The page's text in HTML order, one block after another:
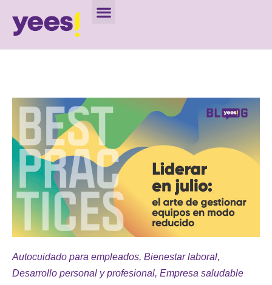
Autocuidado para empleados, Bienestar laboral,
Desarrollo personal y profesional, Empresa saludable